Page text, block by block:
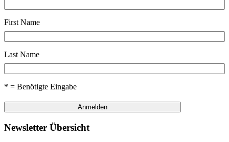
First Name
Last Name
* = Benötigte Eingabe
Newsletter Übersicht